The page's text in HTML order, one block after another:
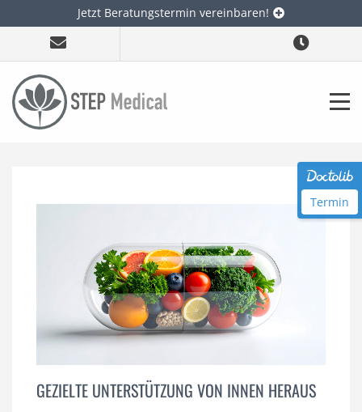
Jetzt Beratungstermin vereinbaren!
GEZIELTE UNTERSTÜTZUNG VON INNEN HERAUS
Termin